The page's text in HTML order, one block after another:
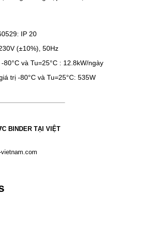
IP 20
(±10%), 50Hz
và Tu=25°C : 12.8kW/ngày
trị -80°C và Tu=25°C: 535W
BINDER TẠI VIỆT